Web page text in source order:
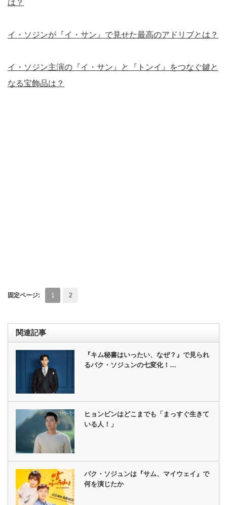
は？
イ・ソジンが『イ・サン』で見せた最高のアドリブとは？
イ・ソジン主演の『イ・サン』と『トンイ』をつなぐ鍵と
なる宝飾品は？
固定ページ: 1 2
関連記事
『キム秘書はいったい、なぜ？』で見られ
るパク・ソジュンの七変化！…
ヒョンビンはどこまでも「まっすぐ生きて
いる人！」
パク・ソジュンは『サム、マイウェイ』で
何を演じたか